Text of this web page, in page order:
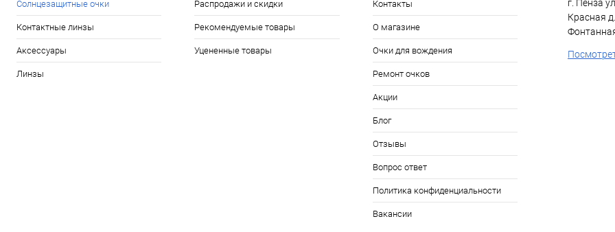
Солнцезащитные очки
Контактные линзы
Аксессуары
Линзы
Распродажи и скидки
Рекомендуемые товары
Уцененные товары
Контакты
О магазине
Очки для вождения
Ремонт очков
Акции
Блог
Отзывы
Вопрос ответ
Политика конфиденциальности
Вакансии
г. Пенза
Красная